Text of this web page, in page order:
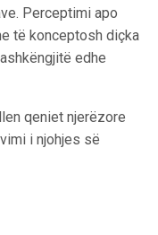
Perceptimi apo
të konceptosh diçka
edhe
qeniet njerëzore
i njohjes së